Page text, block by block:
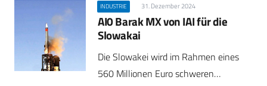
INDUSTRIE 31. Dezember 2024
AI0 Barak MX von IAI für die
Slowakai
Die Slowakei wird im Rahmen eines
560 Millionen Euro schweren…